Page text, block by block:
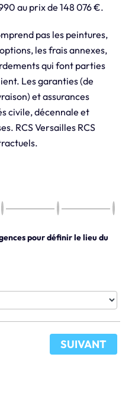
au prix de 148 076 €.
pas les peintures,
les frais annexes,
qui font parties
Les garanties (de
et assurances
civile, décennale et
RCS Versailles RCS
pour définir le lieu du
SUIVANT